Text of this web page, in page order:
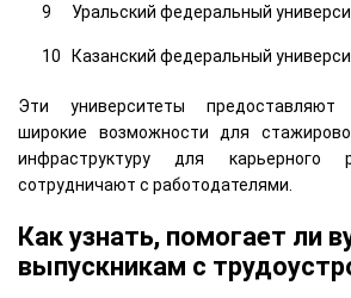
Уральский федеральный
Казанский федеральный
Эти университеты
широкие возможности для
инфраструктуру для
сотрудничают с работодателями.
Как узнать, помогает ли
выпускникам с